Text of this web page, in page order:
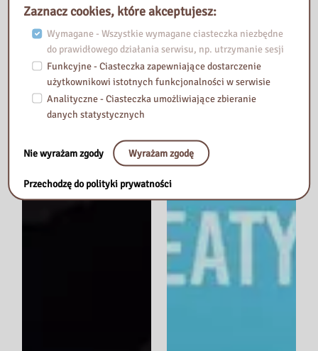
Zaznacz cookies, które akceptujesz:
Wymagane - Wszystkie wymagane ciasteczka niezbędne
do prawidłowego działania serwisu, np. utrzymanie sesji
Funkcyjne - Ciasteczka zapewniające dostarczenie
użytkownikowi istotnych funkcjonalności w serwisie
Analityczne - Ciasteczka umożliwiające zbieranie
danych statystycznych
Nie wyrażam zgody Wyrażam zgodę
Przechodzę do polityki prywatności